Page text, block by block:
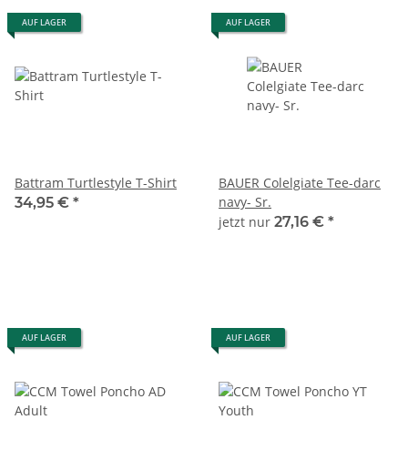
AUF LAGER
Battram Turtlestyle T-Shirt
34,95 € *
AUF LAGER
BAUER Colelgiate Tee-darc
navy- Sr.
jetzt nur 27,16 € *
AUF LAGER AUF LAGER